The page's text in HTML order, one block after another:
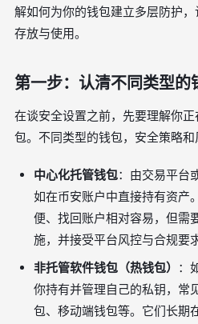
解如何为你的钱包建立多层防护
存放与使用。
第一步：认清不同类型的
在谈安全设置之前，先要理解你
包。不同类型的钱包，安全策略和
中心化托管钱包：由交易平台
如在币安账户中直接持有资产
便、找回账户相对容易，但需
施，并接受平台风控与合规要求
非托管软件钱包（热钱包） ：
你持有并管理自己的私钥，常
包、移动端钱包等。它们长期